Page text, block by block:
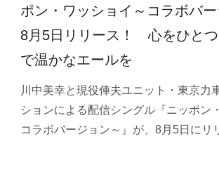
ポン・ワッショイ～コラボバー
8月5日リリース！ 心をひとつ
で温かなエールを
川中美幸と現役俥夫ユニット・東京力
ションによる配信シングル『ニッポン
コラボバージョン～』が、8月5日に